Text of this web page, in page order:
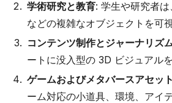
学術研究と教育: 学生や研究者
などの複雑なオブジェクトを可
コンテンツ制作とジャーナリズ
ートに没入型の 3D ビジュアル
ゲームおよびメタバースアセッ
ーム対応の小道具、環境、アイ